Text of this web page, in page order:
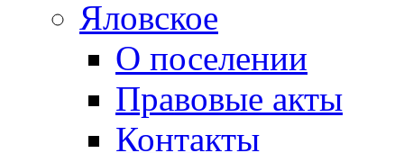
Яловское
О поселении
Правовые акты
Контакты